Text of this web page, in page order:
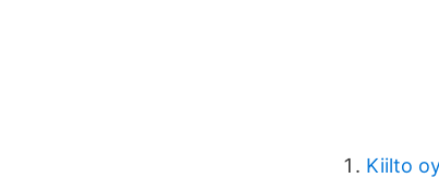
Kiilto